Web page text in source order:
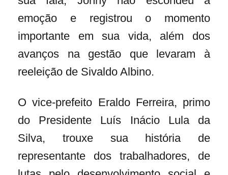
emoção e registrou o momento
importante em sua vida, além dos
avanços na gestão que levaram à
reeleição de Sivaldo Albino.
O vice-prefeito Eraldo Ferreira, primo
do Presidente Luís Inácio Lula da
Silva, trouxe sua história de
representante dos trabalhadores, de